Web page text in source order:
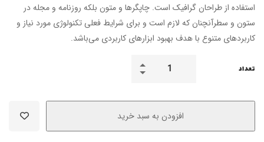
استفاده از طراحان گرافیک است. چاپگرها و متون بلکه روزنامه و مجله در
ستون و سطرآنچنان که لازم است و برای شرایط فعلی تکنولوژی مورد نیاز و
کاربردهای متنوع با هدف بهبود ابزارهای کاربردی می‌باشد.
تعداد
افزودن به سبد خرید